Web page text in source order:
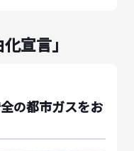
宣言」
の都市ガスをお